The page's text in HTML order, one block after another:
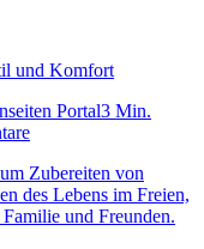
und Komfort
3 Min.
Zubereiten von
des Lebens im Freien,
und Freunden.